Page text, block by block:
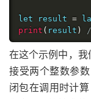
let result =
print ( result )
在这个示例中，
接受两个整数参数
闭包在调用时计算